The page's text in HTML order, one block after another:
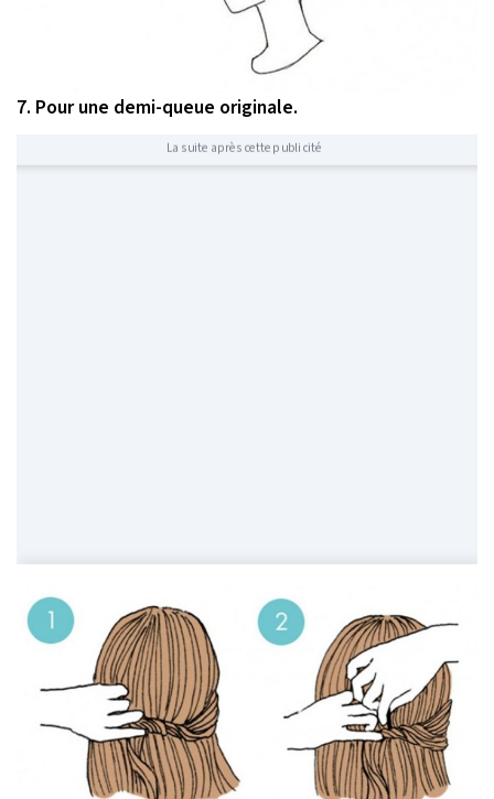
7. Pour une demi-queue originale.
La suite après cette publicité